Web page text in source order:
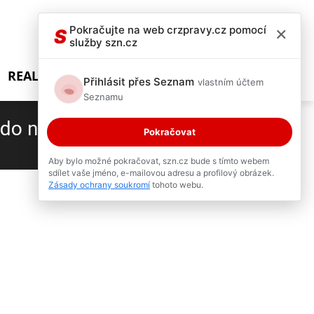
REALITY SHOW
nemocnice
S Pokračujte na web crzpravy.cz pomocí
služby szn.cz
×
Přihlásit přes Seznam vlastním účtem
Seznamu
Pokračovat
Aby bylo možné pokračovat, szn.cz bude s tímto webem
sdílet vaše jméno, e-mailovou adresu a profilový obrázek.
Zásady ochrany soukromí tohoto webu.